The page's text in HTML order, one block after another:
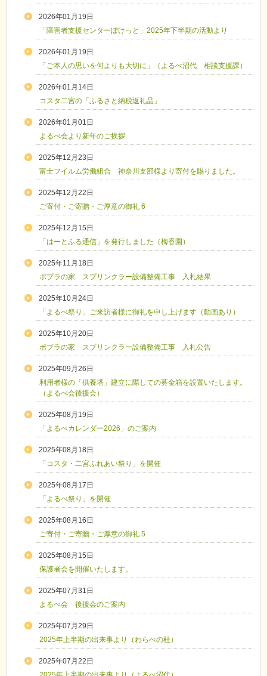
2026年01月19日
「障害者支援センターぽけっと」2025年下半期の活動より
2026年01月19日
「ご本人の思いを何よりも大切に」（よるべ沼代 相談支援課）
2026年01月14日
コスタ二宮の「ふるさと納税返礼品」
2026年01月01日
よるべ会より新年のご挨拶
2025年12月23日
富士フイルム労働組合 神奈川支部様より寄付を賜りました。
2025年12月22日
ご寄付・ご寄贈・ご厚意の御礼 6
2025年12月15日
「はーとふる通信」を発行しました（梅香園）
2025年11月18日
ポプラの家 スプリンクラー設備整備工事 入札結果
2025年10月24日
「よるべ祭り」ご来訪者様に御礼を申し上げます（動画あり）
2025年10月20日
ポプラの家 スプリンクラー設備整備工事 入札公告
2025年09月26日
利用者様の「供養塔」建立に際しての募金箱を設置いたします。
（よるべ会後援会）
2025年08月19日
「よるべカレンダー2026」のご案内
2025年08月18日
「コスタ・二宮ふれあい祭り」を開催
2025年08月17日
「よるべ祭り」を開催
2025年08月16日
ご寄付・ご寄贈・ご厚意の御礼 5
2025年08月15日
保護者会を開催いたします。
2025年07月31日
よるべ会 後援会のご案内
2025年07月29日
2025年上半期の出来事より（わらべの杜）
2025年07月22日